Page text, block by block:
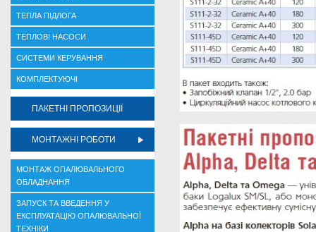
ТЕПЛА ПІДЛОГА
ТЕПЛОВІ НАСОСИ
СИСТЕМИ КЕРУВАННЯ
КОМПЛЕКТУЮЧІ
ПАКЕТНІ ПРОПОЗИЦІЇ
МОНТАЖНІ РОБОТИ
МОНТАЖ ОПАЛЮВАЛЬНОГО
ОБЛАДНАННЯ
ЗАПУСК ТА ВВЕДЕННЯ У
ЕКСПЛУАТАЦІЮ ОПАЛЮВАЛЬНОЇ
ТЕХНІКИ